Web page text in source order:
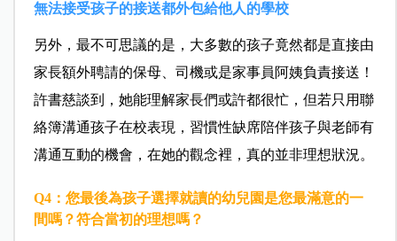
無法接受孩子的接送都外包給他人的學校
另外，最不可思議的是，大多數的孩子竟然都是直接由
家長額外聘請的保母、司機或是家事員阿姨負責接送！
許書慈談到，她能理解家長們或許都很忙，但若只用聯
絡簿溝通孩子在校表現，習慣性缺席陪伴孩子與老師有
溝通互動的機會，在她的觀念裡，真的並非理想狀況。
Q4：您最後為孩子選擇就讀的幼兒園是您最滿意的一
間嗎？符合當初的理想嗎？